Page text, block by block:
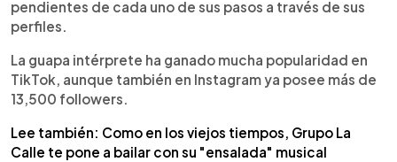
pendientes de cada uno de sus pasos a través de sus
perfiles.
La guapa intérprete ha ganado mucha popularidad en
TikTok, aunque también en Instagram ya posee más de
13,500 followers.
Lee también: Como en los viejos tiempos, Grupo La
Calle te pone a bailar con su "ensalada" musical